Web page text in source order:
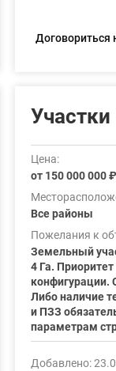
Договориться
Цена:
от 150 000 000
Все районы
Пожелания к
Земельный
4 Га.
конфигурации.
Либо наличие
и ПЗЗ
параметрам
Добавлено: